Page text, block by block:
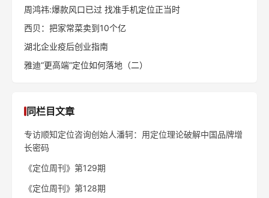
周鸿祎:爆款风口已过 找准手机定位正当时
西贝：把家常菜卖到10个亿
湖北企业疫后创业指南
雅迪“更高端”定位如何落地（二）
同栏目文章
专访顺知定位咨询创始人潘轲：用定位理论破解中国品牌增
长密码
《定位周刊》第129期
《定位周刊》第128期